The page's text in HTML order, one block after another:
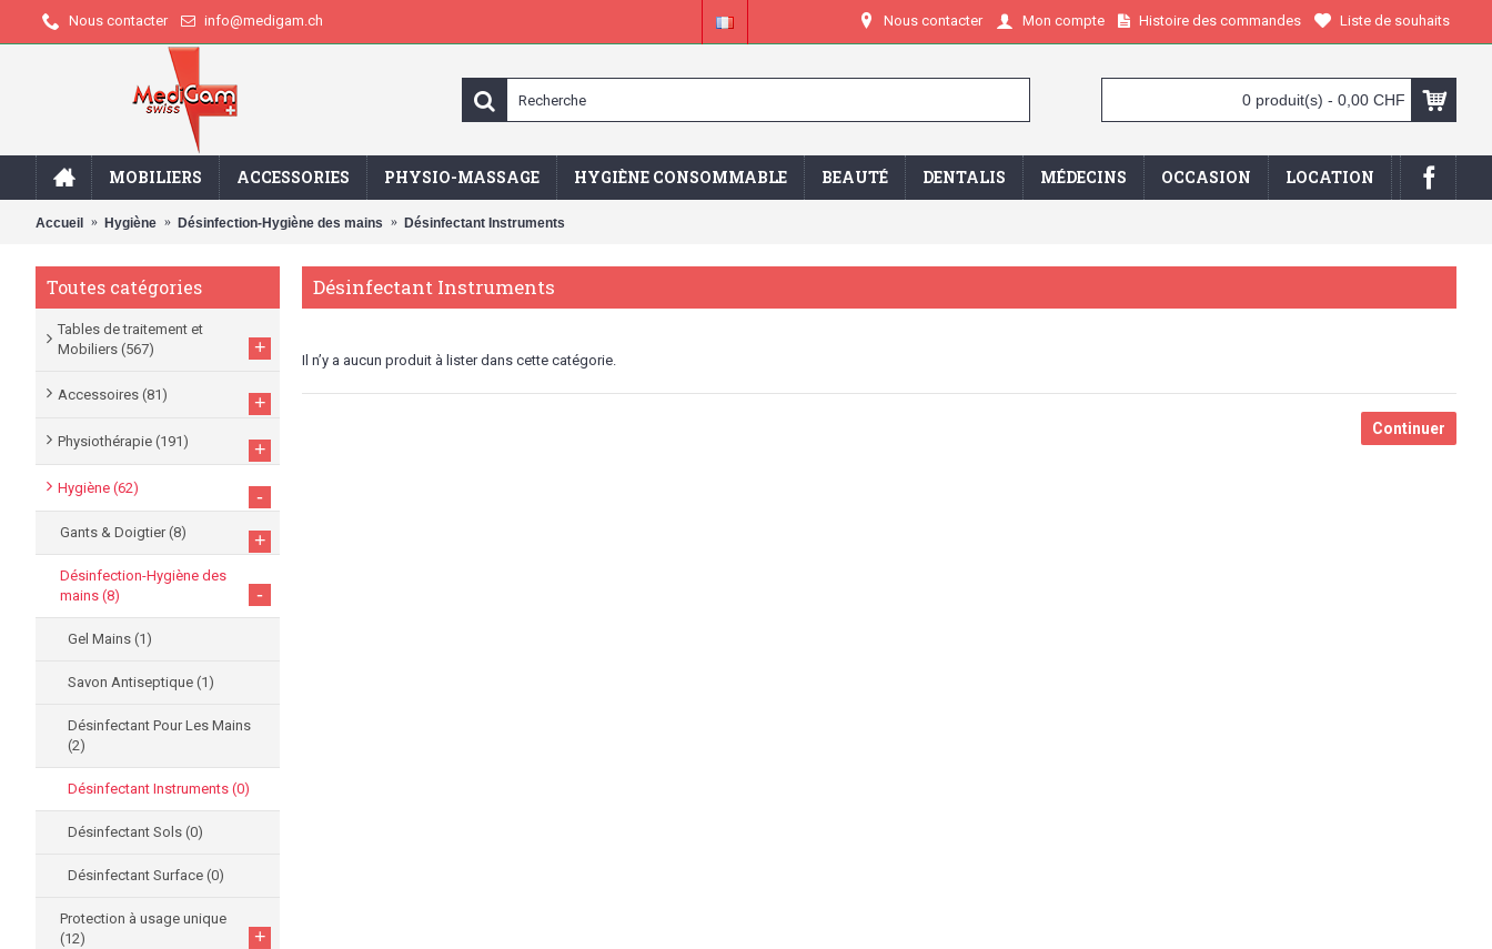
Nous contacter info@medigam.ch Nous contacter Mon compte Histoire des commandes Liste de souhaits
0 produit(s) - 0,00 CHF
MOBILIERS ACCESSORIES PHYSIO-MASSAGE HYGIÈNE CONSOMMABLE BEAUTÉ DENTALIS MÉDECINS OCCASION LOCATION
Accueil Hygiène Désinfection-Hygiène des mains Désinfectant Instruments
Toutes catégories
Tables de traitement et
Mobiliers (567) +
Accessoires (81) +
Physiothérapie (191) +
Hygiène (62) -
Gants & Doigtier(8) +
Désinfection-Hygiène des
mains (8) -
Gel Mains (1)
Savon Antiseptique (1)
Désinfectant Pour Les Mains
(2)
Désinfectant Instruments (0)
Désinfectant Sols (0)
Désinfectant Surface (0)
Protection à usage unique
(12)
+
Désinfectant Instruments
Il n’y a aucun produit à lister dans cette catégorie.
Continuer